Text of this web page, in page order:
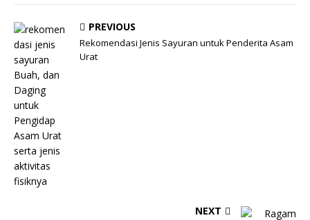
PREVIOUS
Rekomendasi Jenis Sayuran untuk Penderita Asam
Urat
NEXT